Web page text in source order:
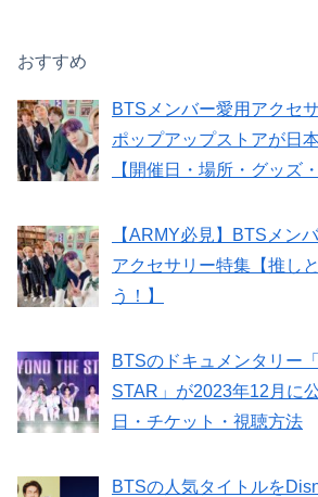
おすすめ
BTSメンバー愛用アクセ
ポップアップストアが日
【開催日・場所・グッズ
【ARMY必見】BTSメン
アクセサリー特集【推し
う！】
BTSのドキュメンタリー
STAR」が2023年12月に
日・チケット・視聴方法
BTSの人気タイトルを